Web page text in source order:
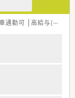
ニーズに合わせた
定に保ち働けます。
研修を受講できる
得して業務を開始し
、本人の希望や適性
な道があります。
専門性を高めながら
道を歩めます。
通勤可 高給与(600万円以上)